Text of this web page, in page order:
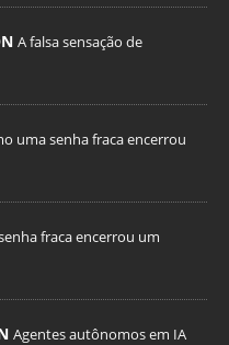
A falsa sensação de
uma senha fraca encerrou
fraca encerrou um
Agentes autônomos em IA